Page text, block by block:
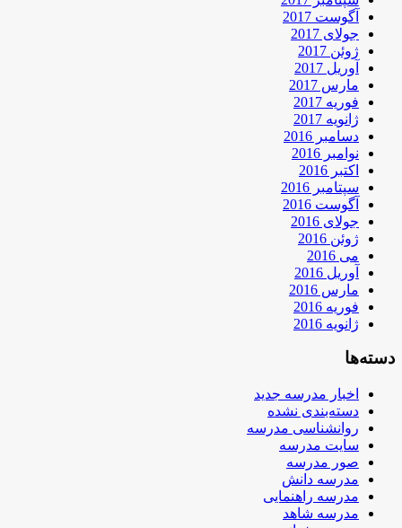
آگوست 2017
جولای 2017
ژوئن 2017
آوریل 2017
مارس 2017
فوریه 2017
ژانویه 2017
دسامبر 2016
نوامبر 2016
اکتبر 2016
سپتامبر 2016
آگوست 2016
جولای 2016
ژوئن 2016
می 2016
آوریل 2016
مارس 2016
فوریه 2016
ژانویه 2016
دسته‌ها
اخبار مدرسه جدید
دسته‌بندی نشده
روانشناسی مدرسه
سایت مدرسه
صور مدرسه
مدرسه دانش
مدرسه راهنمایی
مدرسه شاهد